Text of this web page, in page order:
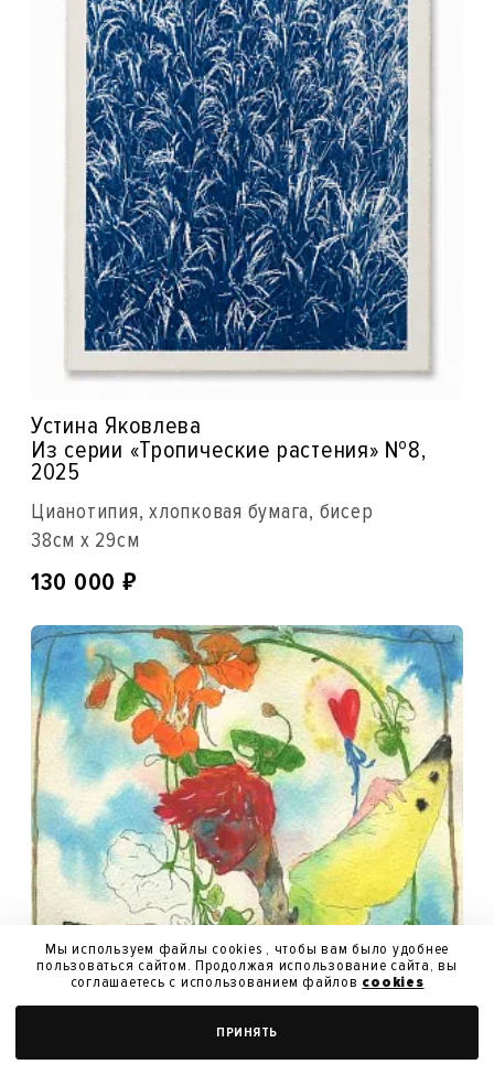
Устина Яковлева
Из серии «Тропические растения» №8,
2025
Цианотипия, хлопковая бумага, бисер
38см x 29см
130 000 ₽
Мы используем файлы cookies , чтобы вам было удобнее
пользоваться сайтом. Продолжая использование сайта, вы
соглашаетесь с использованием файлов cookies
ПРИНЯТЬ